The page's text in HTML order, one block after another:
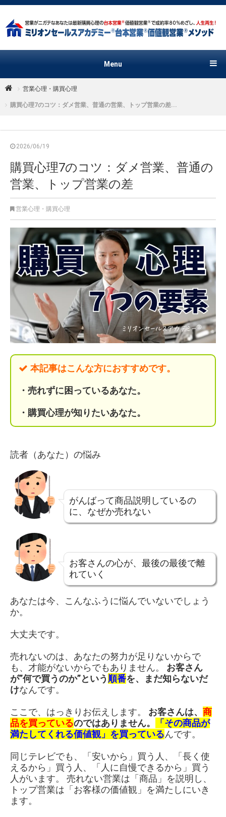
Menu
営業心理・購買心理
購買心理7のコツ：ダメ営業、普通の営業、トップ営業の差...
2026/06/19
購買心理7のコツ：ダメ営業、普通の
営業、トップ営業の差
営業心理・購買心理
本記事はこんな方におすすめです。
・売れずに困っているあなた。
・購買心理が知りたいあなた。
読者（あなた）の悩み
がんばって商品説明しているの
に、なぜか売れない
お客さんの心が、最後の最後で離
れていく
あなたは今、こんなふうに悩んでいないでしょう
か。
大丈夫です。
売れないのは、あなたの努力が足りないからで
も、才能がないからでもありません。 お客さん
が”何で買うのか”という 順番を、まだ知らないだ
けなんです。
ここで、はっきりお伝えします。 お客さんは、 商
品を買っているのではありません。
「その商品が
満たしてくれる価値観」を買っているんです。
同じテレビでも、「安いから」買う人、「長く使
えるから」買う人、「人に自慢できるから」買う
人がいます。 売れない営業は「商品」を説明し、
トップ営業は「お客様の価値観」を満たしにいき
ます。